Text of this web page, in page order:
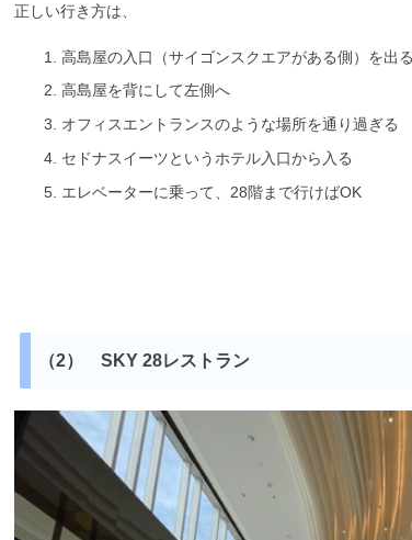
正しい行き方は、
高島屋の入口（サイゴンスクエアがある側）を出る
高島屋を背にして左側へ
オフィスエントランスのような場所を通り過ぎる
セドナスイーツというホテル入口から入る
エレベーターに乗って、28階まで行けばOK
（2） SKY 28レストラン